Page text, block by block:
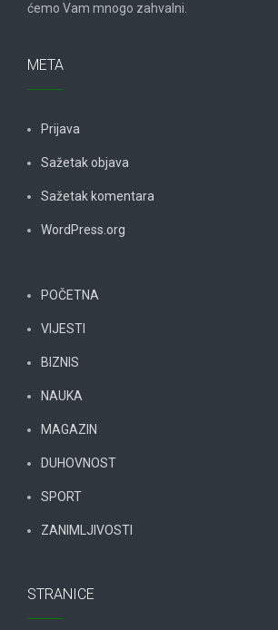
ćemo Vam mnogo zahvalni.
META
Prijava
Sažetak objava
Sažetak komentara
WordPress.org
POČETNA
VIJESTI
BIZNIS
NAUKA
MAGAZIN
DUHOVNOST
SPORT
ZANIMLJIVOSTI
STRANICE